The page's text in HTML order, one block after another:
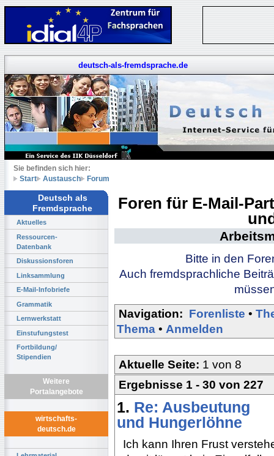
deutsch-als-fremdsprache.de
Sie befinden sich hier:
Start
Austausch Forum
Deutsch als
Fremdsprache
Aktuelles
Ressourcen-
Datenbank
Diskussionsforen
Linksammlung
E-Mail-Infobriefe
Grammatik
Lernwerkstatt
Einstufungstest
Fortbildung/
Stipendien
Weitere
Portalangebote
wirtschafts-
deutsch.de
Foren für E-Mail-
Bitte in den
Auch fremdsprachliche
Navigation: Forenliste •
Thema • Anmelden
Aktuelle Seite: 1 von 8
Ergebnisse 1 - 30 von 227
1. Re: Ausbeutung
und Hungerlöhne
Ich kann Ihren Frust